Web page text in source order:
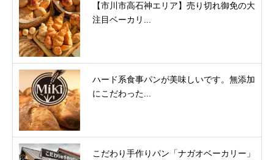
【市川市高石神エリア】売り切れ御免の大
注目ベーカリ...
ハード系食事パンが美味しいです。無添加
にこだわった...
こだわり手作りパン「ナガオベーカリー」